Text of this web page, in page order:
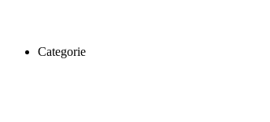
Categorie